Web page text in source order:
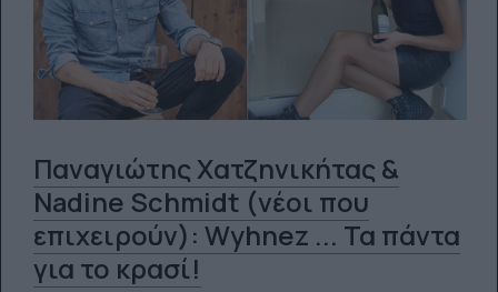
Παναγιώτης Χατζηνικήτας &
Νadine Schmidt (νέοι που
επιχειρούν): Wyhnez ... Τα πάντα
για το κρασί!